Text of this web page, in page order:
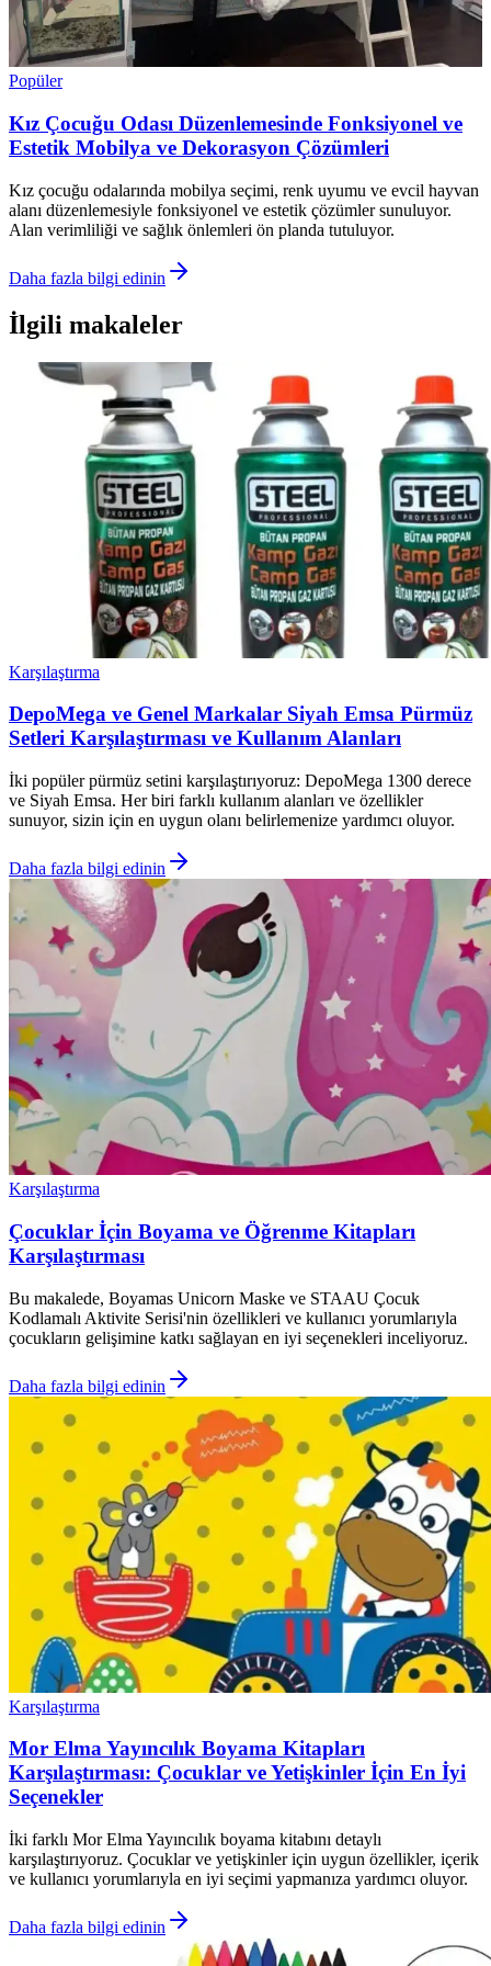
Popüler
Kız Çocuğu Odası Düzenlemesinde Fonksiyonel ve
Estetik Mobilya ve Dekorasyon Çözümleri
Kız çocuğu odalarında mobilya seçimi, renk uyumu ve evcil hayvan
alanı düzenlemesiyle fonksiyonel ve estetik çözümler sunuluyor.
Alan verimliliği ve sağlık önlemleri ön planda tutuluyor.
Daha fazla bilgi edinin
İlgili makaleler
Karşılaştırma
DepoMega ve Genel Markalar Siyah Emsa Pürmüz
Setleri Karşılaştırması ve Kullanım Alanları
İki popüler pürmüz setini karşılaştırıyoruz: DepoMega 1300 derece
ve Siyah Emsa. Her biri farklı kullanım alanları ve özellikler
sunuyor, sizin için en uygun olanı belirlemenize yardımcı oluyor.
Daha fazla bilgi edinin
Karşılaştırma
Çocuklar İçin Boyama ve Öğrenme Kitapları
Karşılaştırması
Bu makalede, Boyamas Unicorn Maske ve STAAU Çocuk
Kodlamalı Aktivite Serisi'nin özellikleri ve kullanıcı yorumlarıyla
çocukların gelişimine katkı sağlayan en iyi seçenekleri inceliyoruz.
Daha fazla bilgi edinin
Karşılaştırma
Mor Elma Yayıncılık Boyama Kitapları
Karşılaştırması: Çocuklar ve Yetişkinler İçin En İyi
Seçenekler
İki farklı Mor Elma Yayıncılık boyama kitabını detaylı
karşılaştırıyoruz. Çocuklar ve yetişkinler için uygun özellikler, içerik
ve kullanıcı yorumlarıyla en iyi seçimi yapmanıza yardımcı oluyor.
Daha fazla bilgi edinin